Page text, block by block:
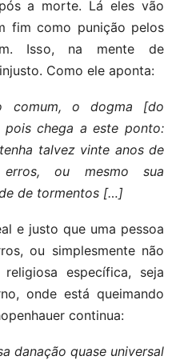
a morte. Lá eles vão
fim como punição pelos
Isso, na mente de
Como ele aponta:
comum, o dogma [do
chega a este ponto:
talvez vinte anos de
ou mesmo sua
de tormentos […]
e justo que uma pessoa
ou simplesmente não
específica, seja
onde está queimando
continua:
danação quase universal